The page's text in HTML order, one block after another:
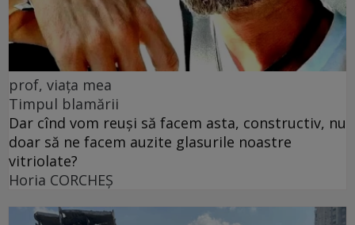
prof, viața mea
Timpul blamării
Dar cînd vom reuși să facem asta, constructiv, nu
doar să ne facem auzite glasurile noastre
vitriolate?
Horia CORCHEŞ